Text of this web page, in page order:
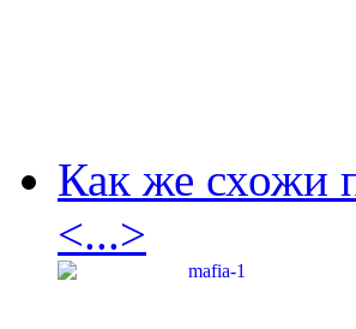
Как же схожи
<...>